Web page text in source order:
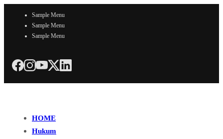
Sample Menu
Sample Menu
Sample Menu
HOME
Hukum